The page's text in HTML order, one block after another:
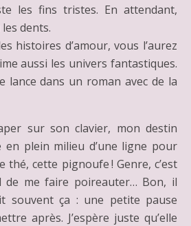
les fins tristes. En attendant,
dents.
histoires d’amour, vous l’aurez
aussi les univers fantastiques.
lance dans un roman avec de la
sur son clavier, mon destin
en plein milieu d’une ligne pour
thé, cette pignoufe ! Genre, c’est
de me faire poireauter… Bon, il
souvent ça : une petite pause
après. J’espère juste qu’elle